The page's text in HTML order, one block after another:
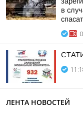
в
ЛЕНТА НОВОСТЕЙ